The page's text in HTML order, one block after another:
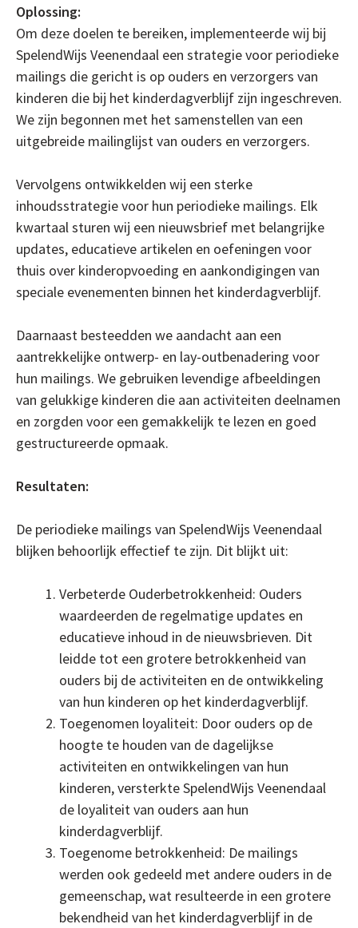
Oplossing:
Om deze doelen te bereiken, implementeerde wij bij
SpelendWijs Veenendaal een strategie voor periodieke
mailings die gericht is op ouders en verzorgers van
kinderen die bij het kinderdagverblijf zijn ingeschreven.
We zijn begonnen met het samenstellen van een
uitgebreide mailinglijst van ouders en verzorgers.
Vervolgens ontwikkelden wij een sterke
inhoudsstrategie voor hun periodieke mailings. Elk
kwartaal sturen wij een nieuwsbrief met belangrijke
updates, educatieve artikelen en oefeningen voor
thuis over kinderopvoeding en aankondigingen van
speciale evenementen binnen het kinderdagverblijf.
Daarnaast besteedden we aandacht aan een
aantrekkelijke ontwerp- en lay-outbenadering voor
hun mailings. We gebruiken levendige afbeeldingen
van gelukkige kinderen die aan activiteiten deelnamen
en zorgden voor een gemakkelijk te lezen en goed
gestructureerde opmaak.
Resultaten:
De periodieke mailings van SpelendWijs Veenendaal
blijken behoorlijk effectief te zijn. Dit blijkt uit:
Verbeterde Ouderbetrokkenheid: Ouders
waardeerden de regelmatige updates en
educatieve inhoud in de nieuwsbrieven. Dit
leidde tot een grotere betrokkenheid van
ouders bij de activiteiten en de ontwikkeling
van hun kinderen op het kinderdagverblijf.
Toegenomen loyaliteit: Door ouders op de
hoogte te houden van de dagelijkse
activiteiten en ontwikkelingen van hun
kinderen, versterkte SpelendWijs Veenendaal
de loyaliteit van ouders aan hun
kinderdagverblijf.
Toegenome betrokkenheid: De mailings
werden ook gedeeld met andere ouders in de
gemeenschap, wat resulteerde in een grotere
bekendheid van het kinderdagverblijf in de